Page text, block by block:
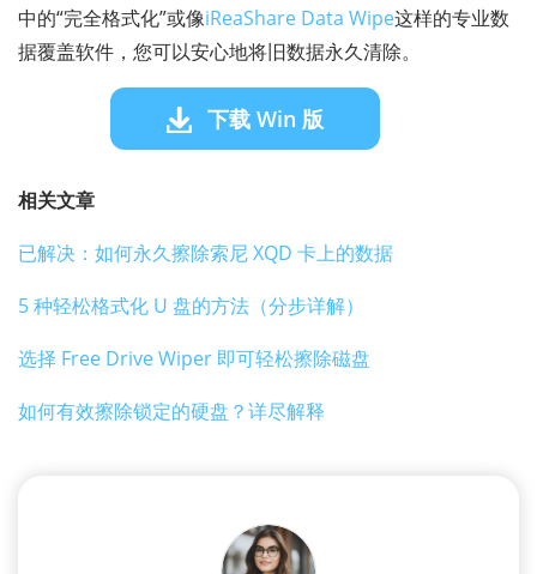
中的“完全格式化”或像iReaShare Data Wipe这样的专业数
据覆盖软件，您可以安心地将旧数据永久清除。
下载 Win 版
相关文章
已解决：如何永久擦除索尼 XQD 卡上的数据
5 种轻松格式化 U 盘的方法（分步详解）
选择 Free Drive Wiper 即可轻松擦除磁盘
如何有效擦除锁定的硬盘？详尽解释